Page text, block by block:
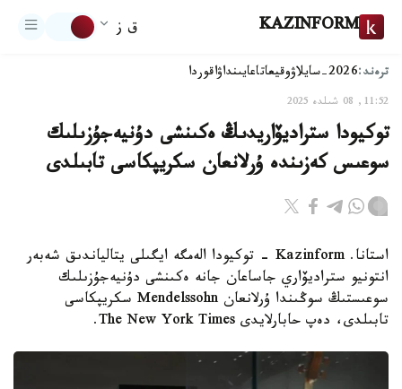
KAZINFORM ق ز
ترەند:2026-سايلاۋ وقيعاتاعايىنداۋاقوردا
11:52, 08 شىلدە 2025
توكيودا ستراديۆاريدىڭ ەكىنشى دۇنيەجۇزىلىك
سوعىس كەزىندە ۇرلانعان سكريپكاسى تابىلدى
استانا. Kazinform - توكيودا الەمگە ايگىلى يتالياندىق شەبەر
انتونيو ستراديۆاري جاساعان جانە ەكىنشى دۇنيەجۇزىلىك
سوعىستىڭ سوڭىندا ۇرلانعان Mendelssohn سكريپكاسى
تابىلدى، دەپ حابارلايدى The New York Times.